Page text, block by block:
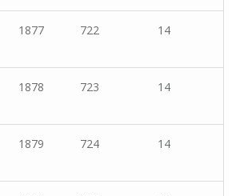
1877 722 14
1878 723 14
1879 724 14